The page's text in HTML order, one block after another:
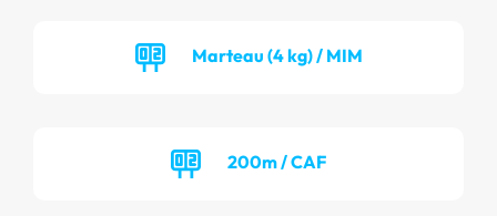
Marteau (4 kg) / MIM
200m / CAF